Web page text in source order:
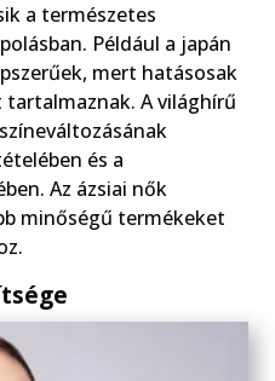
a természetes
Például a japán
mert hatásosak
A világhírű
és a
Az ázsiai nők
minőségű termékeket